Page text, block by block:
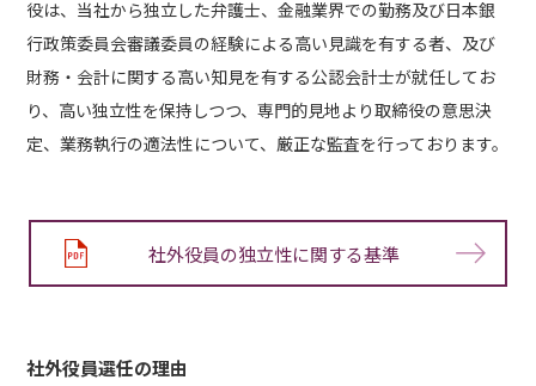
役は、当社から独立した弁護士、金融業界での勤務及び日本銀
行政策委員会審議委員の経験による高い見識を有する者、及び
財務・会計に関する高い知見を有する公認会計士が就任してお
り、高い独立性を保持しつつ、専門的見地より取締役の意思決
定、業務執行の適法性について、厳正な監査を行っております。
社外役員の独立性に関する基準
社外役員選任の理由